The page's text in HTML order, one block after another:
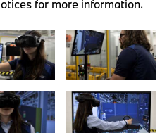
for more information.